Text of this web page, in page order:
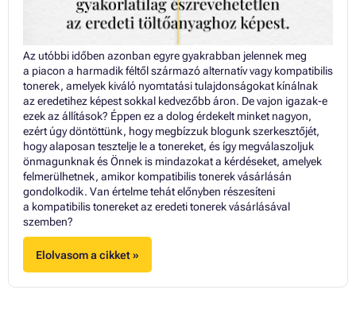
Az utóbbi időben azonban egyre gyakrabban jelennek meg
a piacon a harmadik féltől származó alternatív vagy kompatibilis
tonerek, amelyek kiváló nyomtatási tulajdonságokat kínálnak
az eredetihez képest sokkal kedvezőbb áron. De vajon igazak-e
ezek az állítások? Éppen ez a dolog érdekelt minket nagyon,
ezért úgy döntöttünk, hogy megbízzuk blogunk szerkesztőjét,
hogy alaposan tesztelje le a tonereket, és így megválaszoljuk
önmagunknak és Önnek is mindazokat a kérdéseket, amelyek
felmerülhetnek, amikor kompatibilis tonerek vásárlásán
gondolkodik. Van értelme tehát előnyben részesíteni
a kompatibilis tonereket az eredeti tonerek vásárlásával
szemben?
Elolvasom a cikket »